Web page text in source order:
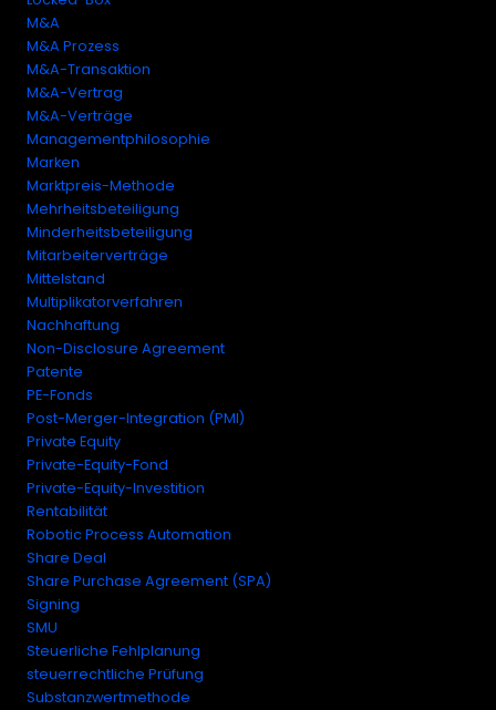
M&A
M&A Prozess
M&A-Transaktion
M&A-Vertrag
M&A-Verträge
Managementphilosophie
Marken
Marktpreis-Methode
Mehrheitsbeteiligung
Minderheitsbeteiligung
Mitarbeiterverträge
Mittelstand
Multiplikatorverfahren
Nachhaftung
Non-Disclosure Agreement
Patente
PE-Fonds
Post-Merger-Integration (PMI)
Private Equity
Private-Equity-Fond
Private-Equity-Investition
Rentabilität
Robotic Process Automation
Share Deal
Share Purchase Agreement (SPA)
Signing
SMU
Steuerliche Fehlplanung
steuerrechtliche Prüfung
Substanzwertmethode